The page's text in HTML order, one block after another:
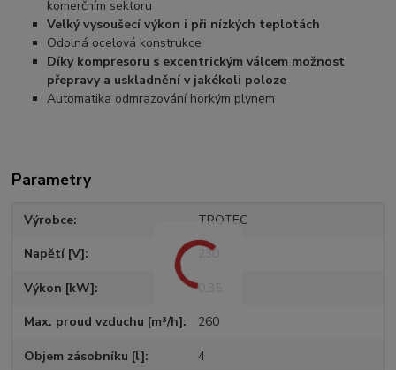
komerčním sektoru
Velký vysoušecí výkon i při nízkých teplotách
Odolná ocelová konstrukce
Díky kompresoru s excentrickým válcem možnost
přepravy a uskladnění v jakékoli poloze
Automatika odmrazování horkým plynem
Parametry
Výrobce TROTEC
Napětí [V] 230
Výkon [kW] 0,35
Max. proud vzduchu [m³/h] 260
Objem zásobníku [l] 4